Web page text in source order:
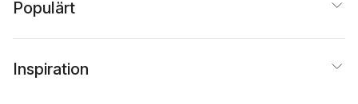
Populärt
Inspiration